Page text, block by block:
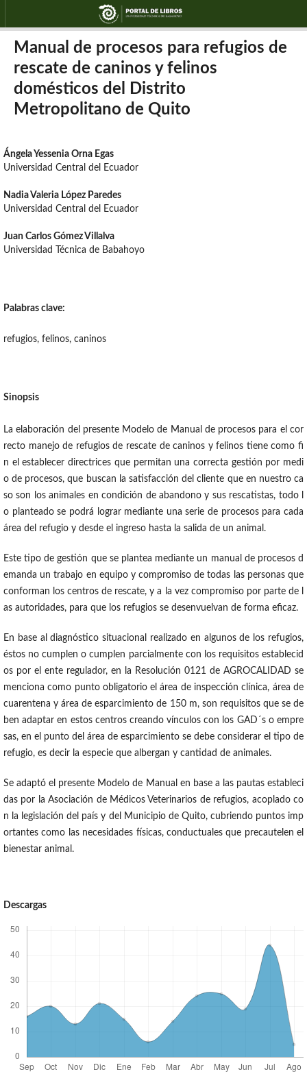
Manual de procesos para refugios de
rescate de caninos y felinos
domésticos del Distrito
Metropolitano de Quito
Ángela Yessenia Orna Egas
Universidad Central del Ecuador
Nadia Valeria López Paredes
Universidad Central del Ecuador
Juan Carlos Gómez Villalva
Universidad Técnica de Babahoyo
Palabras clave:
refugios, felinos, caninos
Sinopsis
La elaboración del presente Modelo de Manual de procesos para el cor
recto manejo de refugios de rescate de caninos y felinos tiene como fi
n el establecer directrices que permitan una correcta gestión por medi
o de procesos, que buscan la satisfacción del cliente que en nuestro ca
so son los animales en condición de abandono y sus rescatistas, todo l
o planteado se podrá lograr mediante una serie de procesos para cada
área del refugio y desde el ingreso hasta la salida de un animal.
Este tipo de gestión que se plantea mediante un manual de procesos d
emanda un trabajo en equipo y compromiso de todas las personas que
conforman los centros de rescate, y a la vez compromiso por parte de l
as autoridades, para que los refugios se desenvuelvan de forma eficaz.
En base al diagnóstico situacional realizado en algunos de los refugios,
éstos no cumplen o cumplen parcialmente con los requisitos establecid
os por el ente regulador, en la Resolución 0121 de AGROCALIDAD se
menciona como punto obligatorio el área de inspección clínica, área de
cuarentena y área de esparcimiento de 150 m, son requisitos que se de
ben adaptar en estos centros creando vínculos con los GAD´s o empre
sas, en el punto del área de esparcimiento se debe considerar el tipo de
refugio, es decir la especie que albergan y cantidad de animales.
Se adaptó el presente Modelo de Manual en base a las pautas estableci
das por la Asociación de Médicos Veterinarios de refugios, acoplado co
n la legislación del país y del Municipio de Quito, cubriendo puntos imp
ortantes como las necesidades físicas, conductuales que precautelen el
bienestar animal.
Descargas